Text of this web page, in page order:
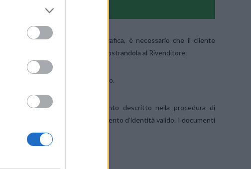
dati del servizio alla propria anagrafica, è necessario che il cliente
SIM Ricaricabile da subentrare mostrandola al Rivenditore.
possibile procedere con il Subentro.
i documenti secondo quanto descritto nella procedura di
per i Clienti privi di documento d’identità valido. I documenti